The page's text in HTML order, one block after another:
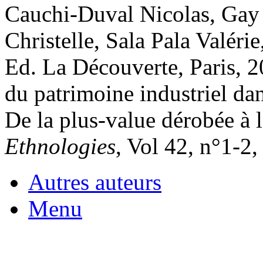
Cauchi-Duval Nicolas,
Christelle, Sala Pala
Ed. La Découverte, Paris,
du patrimoine industriel
De la plus-value dérobée à
Ethnologies, Vol 42, n°1-
Autres auteurs
Menu